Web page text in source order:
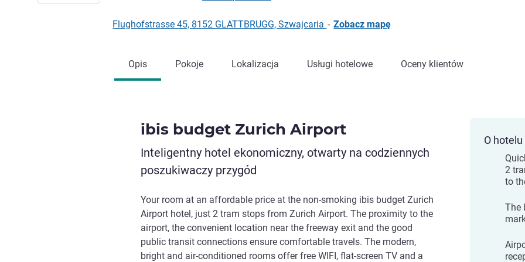
Flughofstrasse 45, 8152 GLATTBRUGG, Szwajcaria - Zobacz mapę
Opis Pokoje Lokalizacja Usługi hotelowe Oceny klientów
ibis budget Zurich Airport
Inteligentny hotel ekonomiczny, otwarty na codziennych
poszukiwaczy przygód
Your room at an affordable price at the non-smoking ibis budget Zurich
Airport hotel, just 2 tram stops from Zurich Airport. The proximity to the
airport, the convenient location near the freeway exit and the good
public transit connections ensure comfortable travels. The modern,
bright and air-conditioned rooms offer free WIFI, flat-screen TV and a
O hotelu
2
to
The